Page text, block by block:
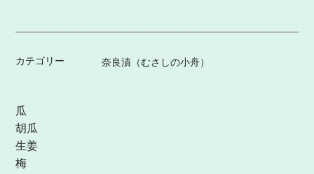
カテゴリー 奈良漬（むさしの小舟）
瓜
胡瓜
生姜
梅